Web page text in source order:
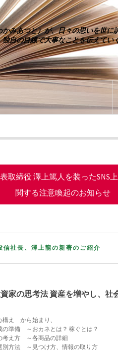
みあつと）が、日々の思いを世に
自の目線で大事なことを伝えてい
取締役 澤上篤人を装ったSNS
関する注意喚起のお知らせ
信社長、澤上龍の新著のご紹介
資家の思考法 資産を増やし、社
構え から始まり、
の準備 ～おカネとは？ 稼ぐとは？
考え方 ～各商品の詳細
別方法 ～見つけ方、情報の取り方